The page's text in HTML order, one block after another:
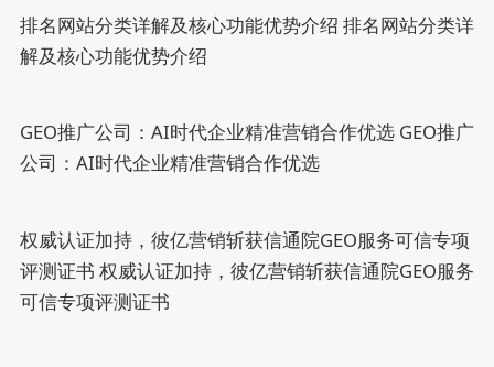
排名网站分类详解及核心功能优势介绍 排名网站分类详
解及核心功能优势介绍
GEO推广公司：AI时代企业精准营销合作优选 GEO推广
公司：AI时代企业精准营销合作优选
权威认证加持，彼亿营销斩获信通院GEO服务可信专项
评测证书 权威认证加持，彼亿营销斩获信通院GEO服务
可信专项评测证书